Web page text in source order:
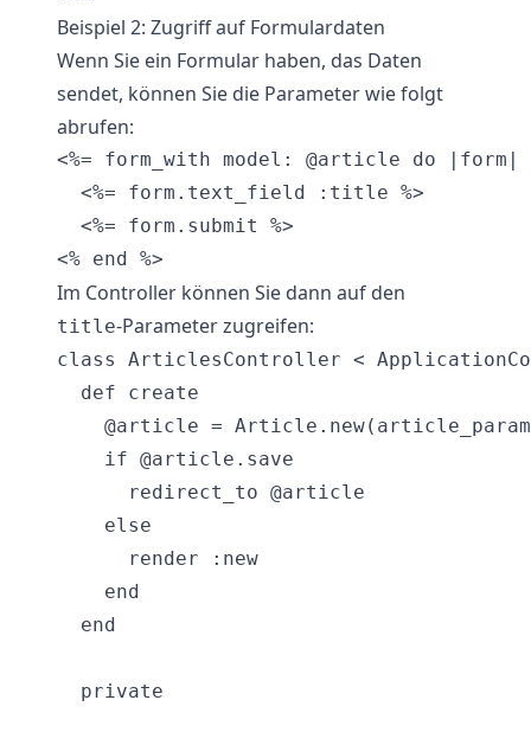
Beispiel 2: Zugriff auf Formulardaten
Wenn Sie ein Formular haben, das Daten
sendet, können Sie die Parameter wie folgt
abrufen:
<%= form_with model: @article do |form|
  <%= form.text_field :title %>
  <%= form.submit %>
Im Controller können Sie dann auf den
title-Parameter zugreifen:
class ArticlesController <
  def create
@article =
    if @article.save
      redirect_to @article
    else
      render :new
    end
  end
  private